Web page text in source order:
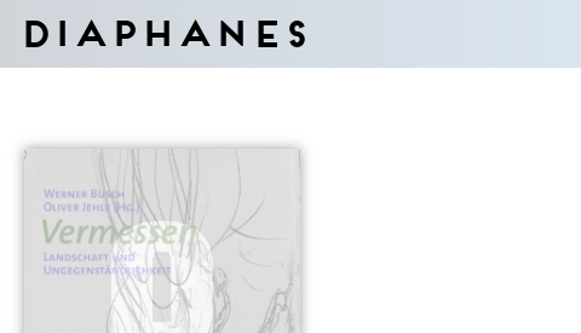
Diaphanes